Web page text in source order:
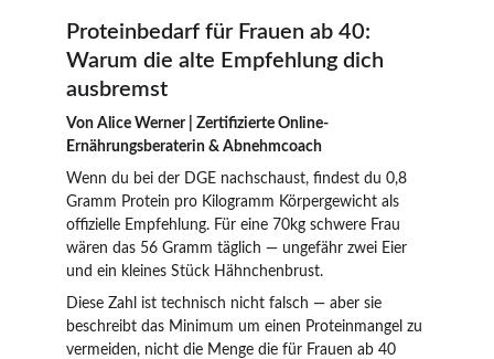
Proteinbedarf für Frauen ab 40:
Warum die alte Empfehlung dich
ausbremst
Von Alice Werner | Zertifizierte Online-
Ernährungsberaterin & Abnehmcoach
Wenn du bei der DGE nachschaust, findest du 0,8
Gramm Protein pro Kilogramm Körpergewicht als
offizielle Empfehlung. Für eine 70kg schwere Frau
wären das 56 Gramm täglich — ungefähr zwei Eier
und ein kleines Stück Hähnchenbrust.
Diese Zahl ist technisch nicht falsch — aber sie
beschreibt das Minimum um einen Proteinmangel zu
vermeiden, nicht die Menge die für Frauen ab 40